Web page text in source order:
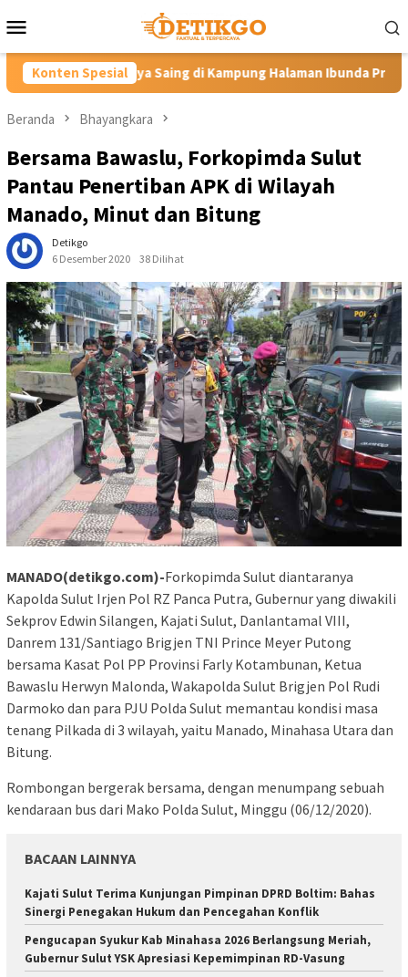
ke
Mobile
Konten Spesial
di Kampung Halaman Ibunda Presiden Labkesmas
Beranda Bhayangkara
Bersama Bawaslu, Forkopimda Sulut
Pantau Penertiban APK di Wilayah
Manado, Minut dan Bitung
Detikgo
6 Desember 2020
38 Dilihat
MANADO(detikgo.com)-Forkopimda Sulut diantaranya
Kapolda Sulut Irjen Pol RZ Panca Putra, Gubernur yang diwakili
Sekprov Edwin Silangen, Kajati Sulut, Danlantamal VIII,
Danrem 131/Santiago Brigjen TNI Prince Meyer Putong
bersama Kasat Pol PP Provinsi Farly Kotambunan, Ketua
Bawaslu Herwyn Malonda, Wakapolda Sulut Brigjen Pol Rudi
Darmoko dan para PJU Polda Sulut memantau kondisi masa
tenang Pilkada di 3 wilayah, yaitu Manado, Minahasa Utara dan
Bitung.
Rombongan bergerak bersama, dengan menumpang sebuah
kendaraan bus dari Mako Polda Sulut, Minggu (06/12/2020).
BACAAN LAINNYA
Kajati Sulut Terima Kunjungan Pimpinan DPRD Boltim: Bahas
Sinergi Penegakan Hukum dan Pencegahan Konflik
Pengucapan Syukur Kab Minahasa 2026 Berlangsung Meriah,
Gubernur Sulut YSK Apresiasi Kepemimpinan RD-Vasung